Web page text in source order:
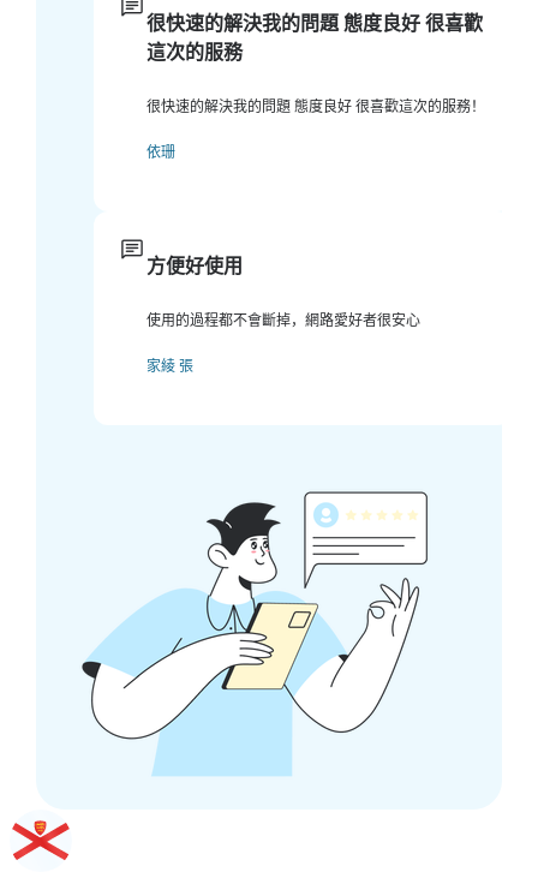
很快速的解決我的問題 態度良好 很喜歡
這次的服務
很快速的解決我的問題 態度良好 很喜歡這次的服務！
依珊
方便好使用
使用的過程都不會斷掉，網路愛好者很安心
家綾 張